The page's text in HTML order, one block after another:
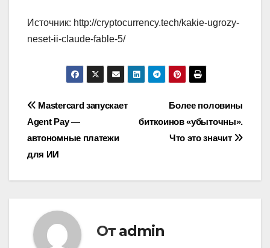
Источник: http://cryptocurrency.tech/kakie-ugrozy-
neset-ii-claude-fable-5/
Навигация
по
записям
Более половины
биткоинов «убыточны».
Что это значит
Mastercard запускает
Agent Pay —
автономные платежи
для ИИ
От admin